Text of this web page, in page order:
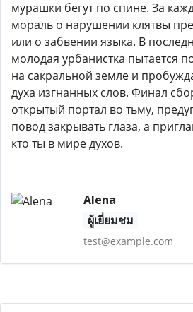
мурашки бегут по спине. За
мораль о нарушении клятвы
или о забвении языка. В
молодая урбанистка пытается
на сакральной земле и
духа изгнанных слов. Финал
открытый портал во тьму,
повод закрывать глаза, а
кто ты в мире духов.
Alena
ผู้เยี่ยมชม
test@example.com